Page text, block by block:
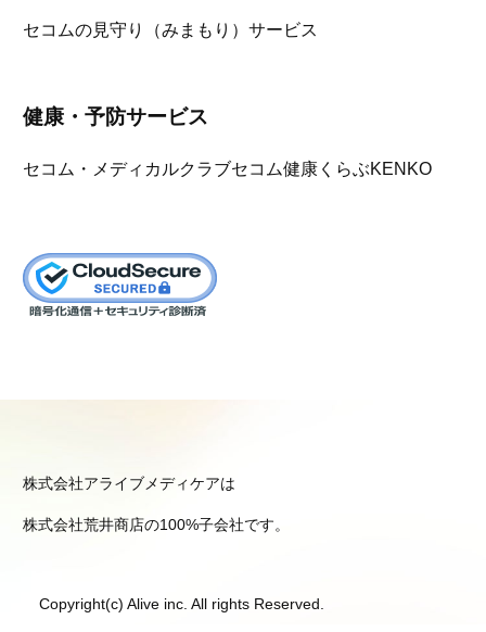
セコムの見守り（みまもり）サービス
健康・予防サービス
セコム・メディカルクラブセコム健康くらぶKENKO
株式会社アライブメディケアは
株式会社荒井商店の100%子会社です。
Copyright(c) Alive inc. All rights Reserved.